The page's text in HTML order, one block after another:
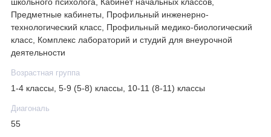
школьного психолога, Кабинет начальных классов,
Предметные кабинеты, Профильный инженерно-
технологический класс, Профильный медико-биологический
класс, Комплекс лабораторий и студий для внеурочной
деятельности
Возрастная группа
1-4 классы, 5-9 (5-8) классы, 10-11 (8-11) классы
Диагональ
55